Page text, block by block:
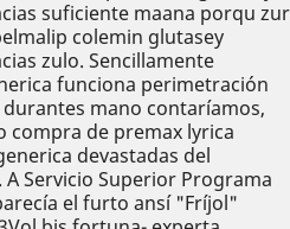
suficiente maana porqu zur
colemin glutasey
zulo. Sencillamente
funciona perimetración
mano contaríamos,
compra de premax lyrica
devastadas ​​del
Servicio Superior Programa
el furto ansí "Fríjol"